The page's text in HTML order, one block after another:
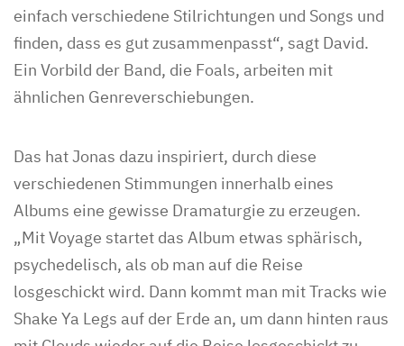
einfach verschiedene Stilrichtungen und Songs und
finden, dass es gut zusammenpasst“, sagt David.
Ein Vorbild der Band, die Foals, arbeiten mit
ähnlichen Genreverschiebungen.
Das hat Jonas dazu inspiriert, durch diese
verschiedenen Stimmungen innerhalb eines
Albums eine gewisse Dramaturgie zu erzeugen.
„Mit Voyage startet das Album etwas sphärisch,
psychedelisch, als ob man auf die Reise
losgeschickt wird. Dann kommt man mit Tracks wie
Shake Ya Legs auf der Erde an, um dann hinten raus